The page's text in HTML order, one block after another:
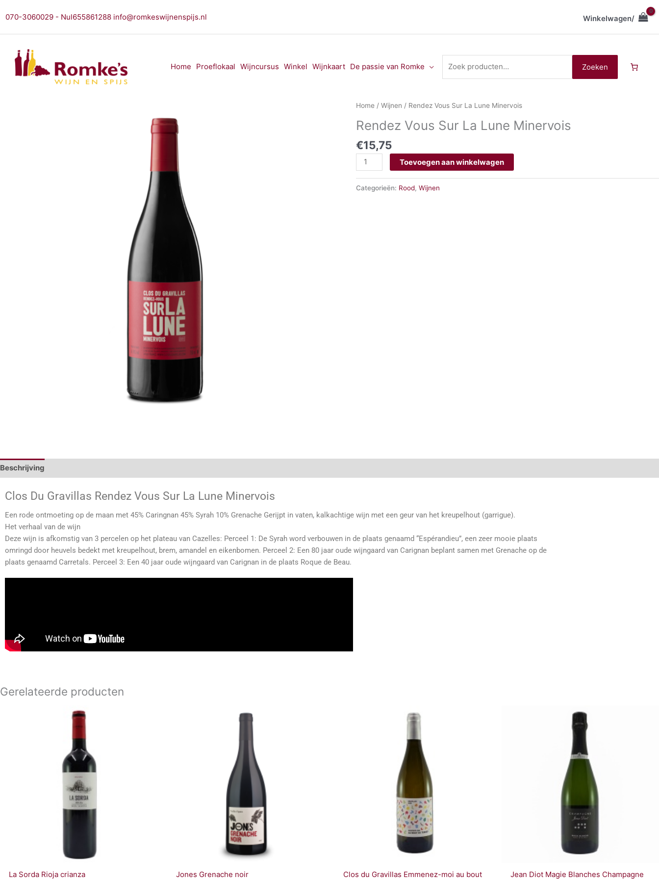
naar070-3060029 - Nul655861288 info@romkeswijnenspijs.nl Winkelwagen/
Home Proeflokaal Wijncursus Winkel Wijnkaart De passie van Romke
Zoeken
naar:
Zoeken
Home/ Wijnen / Rendez Vous Sur La Lune Minervois
Rendez Vous Sur La Lune Minervois
€15,75
Rendez
Sur
La
Lune
Minervois
Toevoegen aan winkelwagen
Categorieën: Rood, Wijnen
Beschrijving
Clos Du Gravillas Rendez Vous Sur La Lune Minervois
Een rode ontmoeting op de maan met 45% Caringnan 45% Syrah 10% Grenache Gerijpt in vaten, kalkachtige wijn met een geur van het kreupelhout (garrigue).
Het verhaal van de wijn
Deze wijn is afkomstig van 3 percelen op het plateau van Cazelles: Perceel 1: De Syrah word verbouwen in de plaats genaamd “Espérandieu”, een zeer mooie plaats
omringd door heuvels bedekt met kreupelhout, brem, amandel en eikenbomen. Perceel 2: Een 80 jaar oude wijngaard van Carignan beplant samen met Grenache op de
plaats genaamd Carretals. Perceel 3: Een 40 jaar oude wijngaard van Carignan in de plaats Roque de Beau.
Gerelateerde producten
La Sorda Rioja crianza Jones Grenache noir Clos du Gravillas Emmenez-moi au bout Jean Diot Magie Blanches Champagne